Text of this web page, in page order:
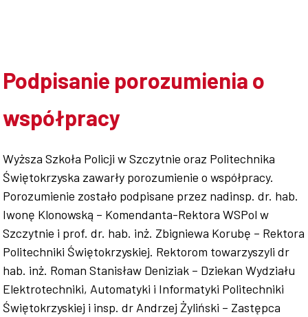
Podpisanie porozumienia o
współpracy
Wyższa Szkoła Policji w Szczytnie oraz Politechnika
Świętokrzyska zawarły porozumienie o współpracy.
Porozumienie zostało podpisane przez nadinsp. dr. hab.
Iwonę Klonowską – Komendanta-Rektora WSPol w
Szczytnie i prof. dr. hab. inż. Zbigniewa Korubę – Rektora
Politechniki Świętokrzyskiej. Rektorom towarzyszyli dr
hab. inż. Roman Stanisław Deniziak – Dziekan Wydziału
Elektrotechniki, Automatyki i Informatyki Politechniki
Świętokrzyskiej i insp. dr Andrzej Żyliński – Zastępca
Współpraca
Sklep PŚk
Kontakt